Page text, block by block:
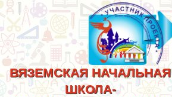
ВЯЗЕМСКАЯ НАЧАЛЬНАЯ
ШКОЛА-